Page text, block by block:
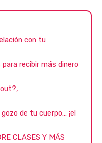
con tu
recibir más dinero
de tu cuerpo… ¡el
CLASES Y MÁS